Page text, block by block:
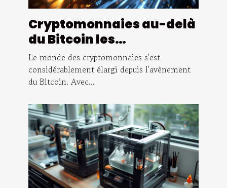
Cryptomonnaies au-delà
du Bitcoin les
alternatives
prometteuses pour un
investissement diversifié
Le monde des cryptomonnaies s'est
considérablement élargi depuis l'avènement
du Bitcoin. Avec...